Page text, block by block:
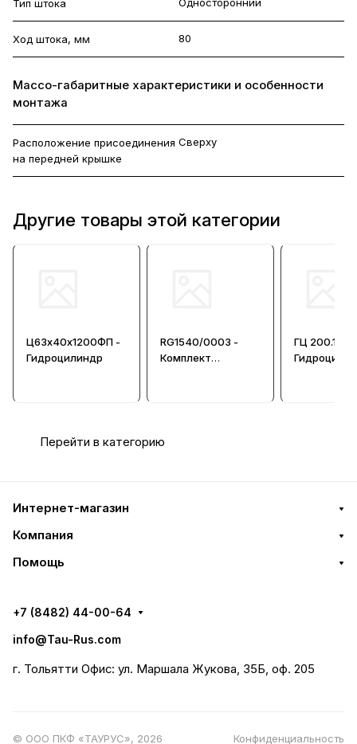
Тип штока
Ход штока, мм 80
Массо-габаритные характеристики и особенности
монтажа
Расположение присоединения
на передней крышке
Сверху
Другие товары этой категории
Ц63х40х1200ФП -
Гидроцилиндр
RG1540/0003 -
Комплект
ГЦ
Перейти в категорию
Интернет-магазин
Компания
Помощь
+7 (8482) 44-00-64
info@Tau-Rus.com
г. Тольятти Офис: ул. Маршала Жукова, 35Б, оф. 205
© ООО ПКФ «ТАУРУС», 2026 Конфиденциальность